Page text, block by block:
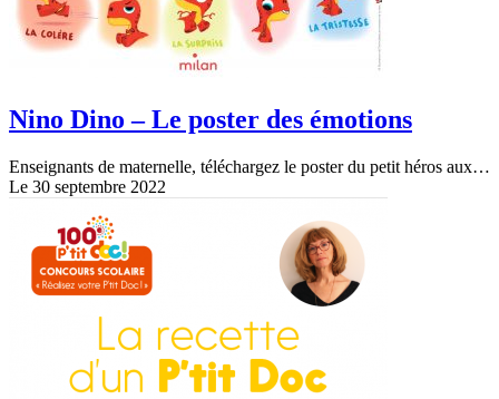
Nino Dino – Le poster des émotions
Enseignants de maternelle, téléchargez le poster du petit héros aux…
Le 30 septembre 2022